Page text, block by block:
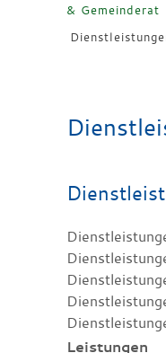
& Gemeinderat
Leistungen